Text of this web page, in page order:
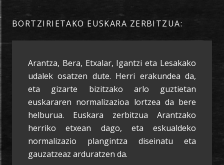
BORTZIRIETAKO EUSKARA ZERBITZUA:
Arantza, Bera, Etxalar, Igantzi eta Lesakako
udalek osatzen dute. Herri erakundea da,
eta gizarte bizitzako arlo guztietan
euskararen normalizazioa lortzea da bere
helburua. Euskara zerbitzua Arantzako
herriko etxean dago, eta eskualdeko
normalizazio plangintza diseinatu eta
gauzatzeaz arduratzen da.